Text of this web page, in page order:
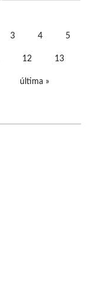
3 4 5
12 13
última »